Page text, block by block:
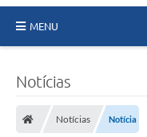
MENU
Meio Ambiente
Notícias
Notícias Notícia